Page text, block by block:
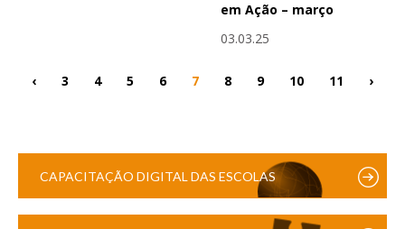
em Ação – março
03.03.25
‹ 3 4 5 6 7 8 9 10 11 ›
CAPACITAÇÃO DIGITAL DAS ESCOLAS